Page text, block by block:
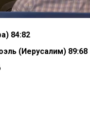
84:82
(Иерусалим) 89:68